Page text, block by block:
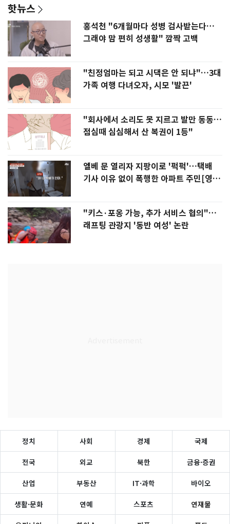
핫뉴스
홍석천 "6개월마다 성병 검사받는다…
그래야 맘 편히 성생활" 깜짝 고백
"친정엄마는 되고 시댁은 안 되냐"…3대
가족 여행 다녀오자, 시모 '발끈'
"회사에서 소리도 못 지르고 발만 동동…
점심때 심심해서 산 복권이 1등"
엘베 문 열리자 지팡이로 '퍽퍽'…택배
기사 이유 없이 폭행한 아파트 주민[영
"키스·포옹 가능, 추가 서비스 협의"…
래프팅 관광지 '동반 여성' 논란
정치 사회 경제 국제
전국 외교 북한 금융·증권
산업 부동산 IT·과학 바이오
생활·문화 연예 스포츠 연재물